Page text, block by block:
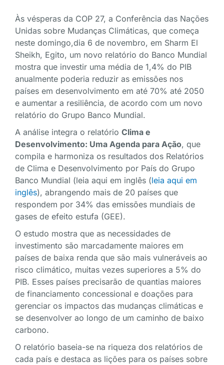
Às vésperas da COP 27, a Conferência das Nações
Unidas sobre Mudanças Climáticas, que começa
neste domingo,dia 6 de novembro, em Sharm El
Sheikh, Egito, um novo relatório do Banco Mundial
mostra que investir uma média de 1,4% do PIB
anualmente poderia reduzir as emissões nos
países em desenvolvimento em até 70% até 2050
e aumentar a resiliência, de acordo com um novo
relatório do Grupo Banco Mundial.
A análise integra o relatório Clima e
Desenvolvimento: Uma Agenda para Ação, que
compila e harmoniza os resultados dos Relatórios
de Clima e Desenvolvimento por País do Grupo
Banco Mundial (leia aqui em inglês (leia aqui em
inglês), abrangendo mais de 20 países que
respondem por 34% das emissões mundiais de
gases de efeito estufa (GEE).
O estudo mostra que as necessidades de
investimento são marcadamente maiores em
países de baixa renda que são mais vulneráveis ao
risco climático, muitas vezes superiores a 5% do
PIB. Esses países precisarão de quantias maiores
de financiamento concessional e doações para
gerenciar os impactos das mudanças climáticas e
se desenvolver ao longo de um caminho de baixo
carbono.
O relatório baseia-se na riqueza dos relatórios de
cada país e destaca as lições para os países sobre